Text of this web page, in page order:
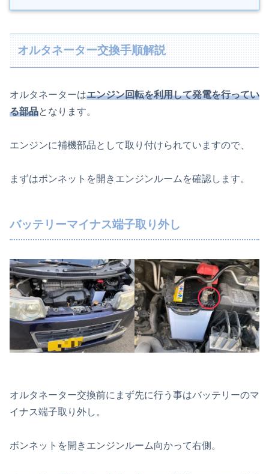
オルタネーター交換手順解説
オルタネーターはエンジン回転を利用して発電を行ってい
る部品となります。
エンジンに補機部品として取り付けられていますので、
まずはボンネットを開きエンジンルームを確認します。
バッテリーマイナス端子取り外し
オルタネーター交換前にまず先に行う事はバッテリーのマ
イナス端子取り外し。
ボンネットを開きエンジンルーム向かって右側。